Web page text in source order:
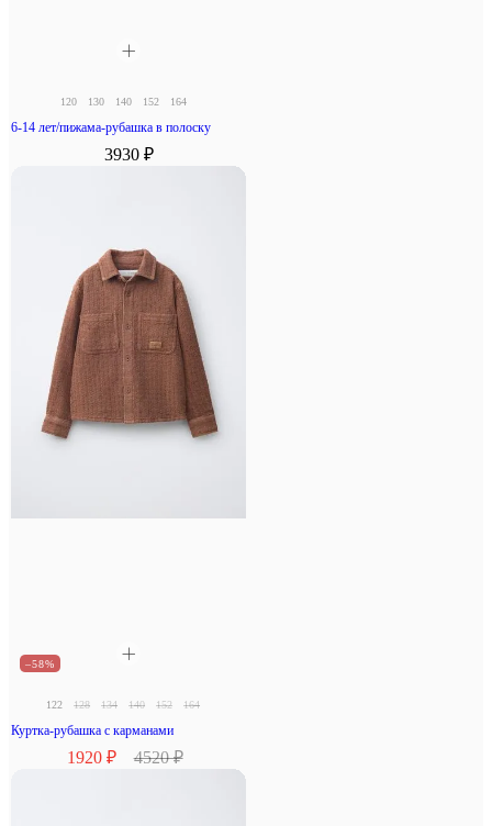
120 130 140 152 164
6-14 лет/пижама-рубашка в полоску
3930 ₽
–58%
122 128 134 140 152 164
Куртка-рубашка с карманами
1920 ₽ 4520 ₽